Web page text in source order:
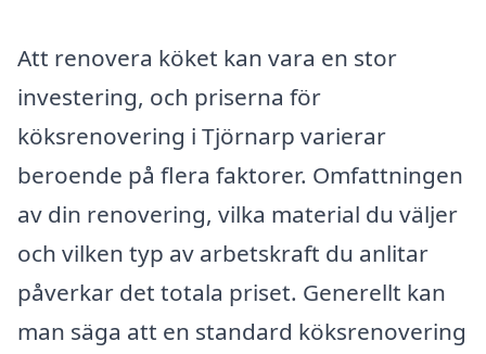
Att renovera köket kan vara en stor
investering, och priserna för
köksrenovering i Tjörnarp varierar
beroende på flera faktorer. Omfattningen
av din renovering, vilka material du väljer
och vilken typ av arbetskraft du anlitar
påverkar det totala priset. Generellt kan
man säga att en standard köksrenovering